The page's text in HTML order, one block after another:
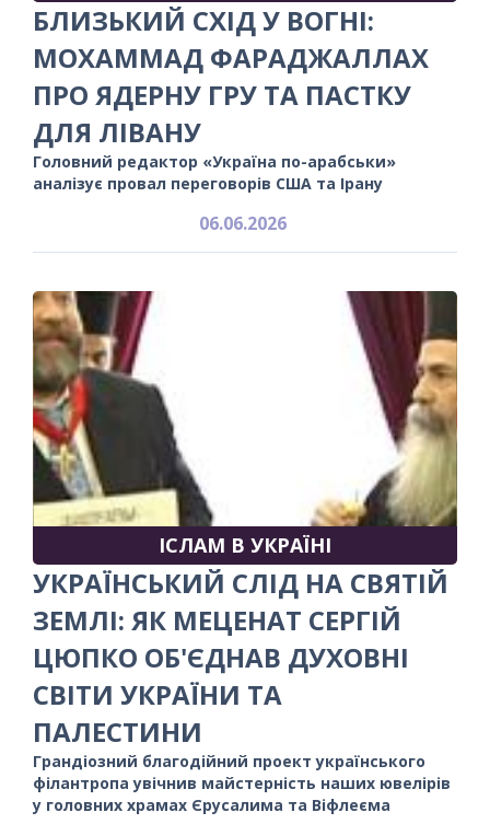
БЛИЗЬКИЙ СХІД У ВОГНІ:
МОХАММАД ФАРАДЖАЛЛАХ
ПРО ЯДЕРНУ ГРУ ТА ПАСТКУ
ДЛЯ ЛІВАНУ
Головний редактор «Україна по-арабськи»
аналізує провал переговорів США та Ірану
06.06.2026
ІСЛАМ В УКРАЇНІ
УКРАЇНСЬКИЙ СЛІД НА СВЯТІЙ
ЗЕМЛІ: ЯК МЕЦЕНАТ СЕРГІЙ
ЦЮПКО ОБ'ЄДНАВ ДУХОВНІ
СВІТИ УКРАЇНИ ТА
ПАЛЕСТИНИ
Грандіозний благодійний проект українського
філантропа увічнив майстерність наших ювелірів
у головних храмах Єрусалима та Віфлеєма